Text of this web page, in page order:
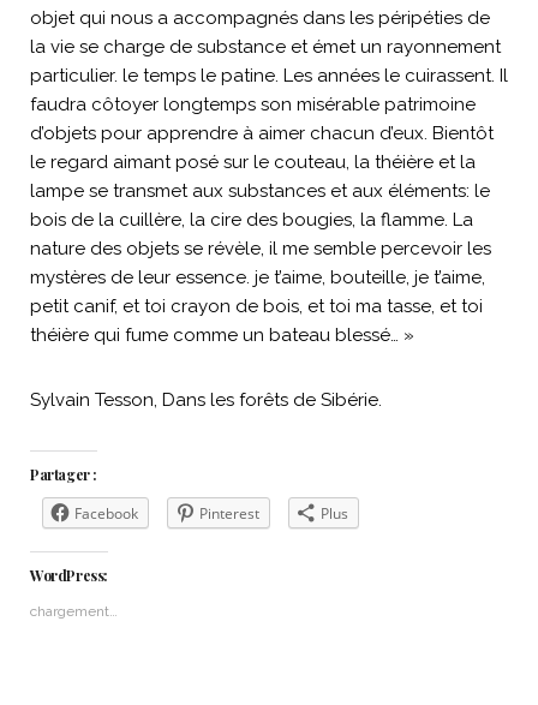
objet qui nous a accompagnés dans les péripéties de
la vie se charge de substance et émet un rayonnement
particulier. le temps le patine. Les années le cuirassent. Il
faudra côtoyer longtemps son misérable patrimoine
d’objets pour apprendre à aimer chacun d’eux. Bientôt
le regard aimant posé sur le couteau, la théière et la
lampe se transmet aux substances et aux éléments: le
bois de la cuillère, la cire des bougies, la flamme. La
nature des objets se révèle, il me semble percevoir les
mystères de leur essence. je t’aime, bouteille, je t’aime,
petit canif, et toi crayon de bois, et toi ma tasse, et toi
théière qui fume comme un bateau blessé… »
Sylvain Tesson, Dans les forêts de Sibérie.
Partager :
Facebook Pinterest Plus
WordPress:
chargement…